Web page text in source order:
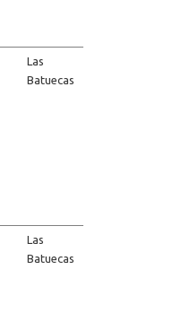
Las
Batuecas
Las
Batuecas